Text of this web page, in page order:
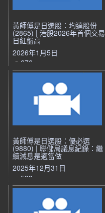
黃師傅是日選股：均達股份
(2865) | 港股2026年首個交易
日紅盤高
2026年1月5日
676
黃師傅是日選股：優必選
(9880) | 聯儲局議息紀錄：繼
續減息是適當做
2025年12月31日
533